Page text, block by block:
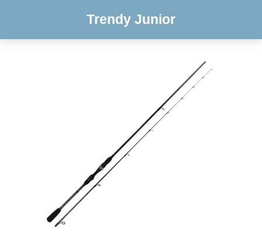
Trendy Junior